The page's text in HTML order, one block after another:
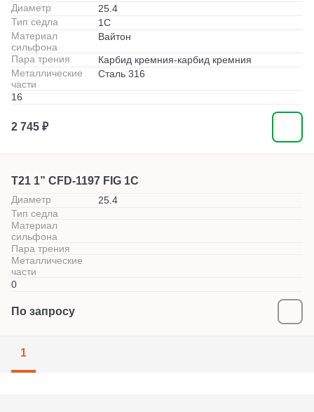
Диаметр
25.4
Тип седла
1С
Материал
сильфона
Вайтон
Пара трения
Карбид кремния-карбид кремния
Металлические
части
Сталь 316
16
2 745 ₽
T21 1” CFD-1197 FIG 1C
Диаметр
25.4
Тип седла
Материал
сильфона
Пара трения
Металлические
части
0
По запросу
1